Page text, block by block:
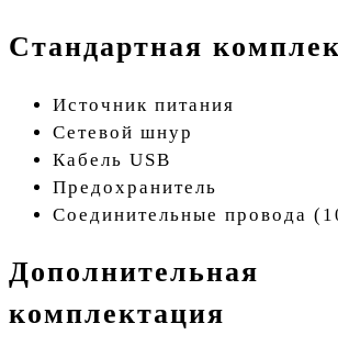
Стандартная
Источник питания
Сетевой шнур
Кабель USB
Предохранитель
Соединительные провода
Дополнительная
комплектация